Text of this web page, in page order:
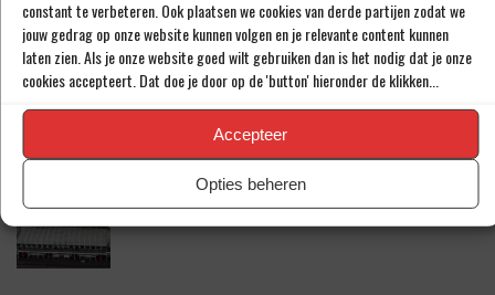
constant te verbeteren. Ook plaatsen we cookies van derde partijen zodat we
jouw gedrag op onze website kunnen volgen en je relevante content kunnen
laten zien. Als je onze website goed wilt gebruiken dan is het nodig dat je onze
cookies accepteert. Dat doe je door op de 'button' hieronder de klikken...
Accepteer
Opties beheren
‘PSV WIL ZICH GAAN VERSTERKEN MET 29-
JARIGE ADAMA CAMARA’
JOEL DROMMEL (29) TEKENT VOOR VIER
JAAR BIJ FC TWENTE